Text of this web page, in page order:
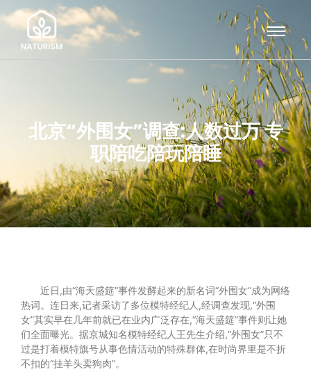
北京“外围女”调查:人数过万 专
职陪吃陪玩陪睡
近日,由“海天盛筵”事件发酵起来的新名词“外围女”成为网络
热词。连日来,记者采访了多位模特经纪人,经调查发现,“外围
女”其实早在几年前就已在业内广泛存在,“海天盛筵”事件则让她
们全面曝光。据京城知名模特经纪人王先生介绍,“外围女”只不
过是打着模特旗号从事色情活动的特殊群体,在时尚界里是不折
不扣的“挂羊头卖狗肉”。